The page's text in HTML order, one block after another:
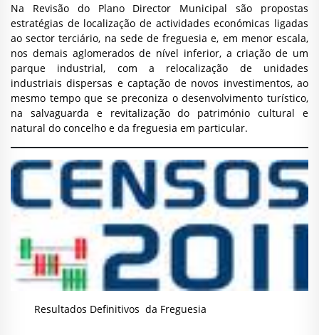
Na Revisão do Plano Director Municipal são propostas
estratégias de localização de actividades económicas ligadas
ao sector terciário, na sede de freguesia e, em menor escala,
nos demais aglomerados de nível inferior, a criação de um
parque industrial, com a relocalização de unidades
industriais dispersas e captação de novos investimentos, ao
mesmo tempo que se preconiza o desenvolvimento turístico,
na salvaguarda e revitalização do património cultural e
natural do concelho e da freguesia em particular.
Resultados Definitivos da Freguesia